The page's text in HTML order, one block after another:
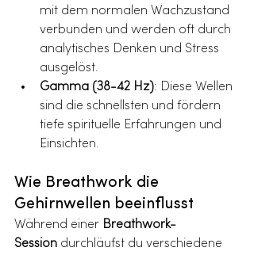
mit dem normalen Wachzustand
verbunden und werden oft durch
analytisches Denken und Stress
ausgelöst.
Gamma (38-42 Hz): Diese Wellen
sind die schnellsten und fördern
tiefe spirituelle Erfahrungen und
Einsichten.
Wie Breathwork die
Gehirnwellen beeinflusst
Während einer Breathwork-
Session durchläufst du verschiedene